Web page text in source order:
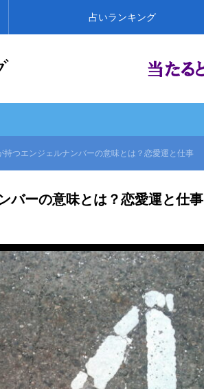
占いランキング
持つエンジェルナンバーの意味とは？恋愛運と仕事
バーの意味とは？恋愛運と仕事